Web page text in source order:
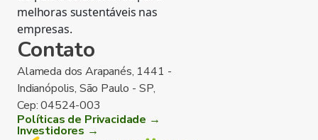
melhoras sustentáveis nas
empresas.
Contato
Alameda dos Arapanés, 1441 -
Indianópolis, São Paulo - SP,
Cep: 04524-003
Políticas de Privacidade →
Investidores →